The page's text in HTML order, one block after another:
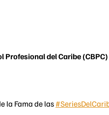
Profesional del Caribe (CBPC)
la Fama de las